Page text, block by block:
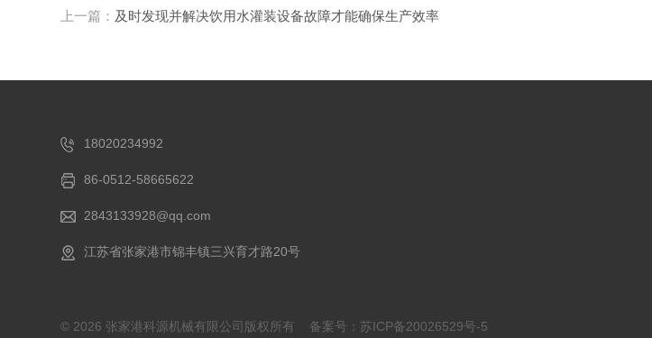
上一篇： 及时发现并解决饮用水灌装设备故障才能确保生产效率
18020234992
86-0512-58665622
2843133928@qq.com
江苏省张家港市锦丰镇三兴育才路20号
© 2026 张家港科源机械有限公司版权所有 备案号：苏ICP备20026529号-5